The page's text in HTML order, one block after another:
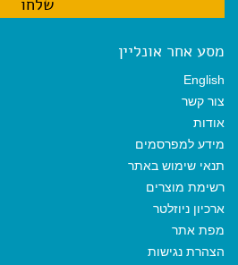
מסע אחר אונליין
English
צור קשר
אודות
מידע למפרסמים
תנאי שימוש באתר
רשימת מוצרים
ארכיון ניוזלטר
מפת אתר
הצהרת נגישות